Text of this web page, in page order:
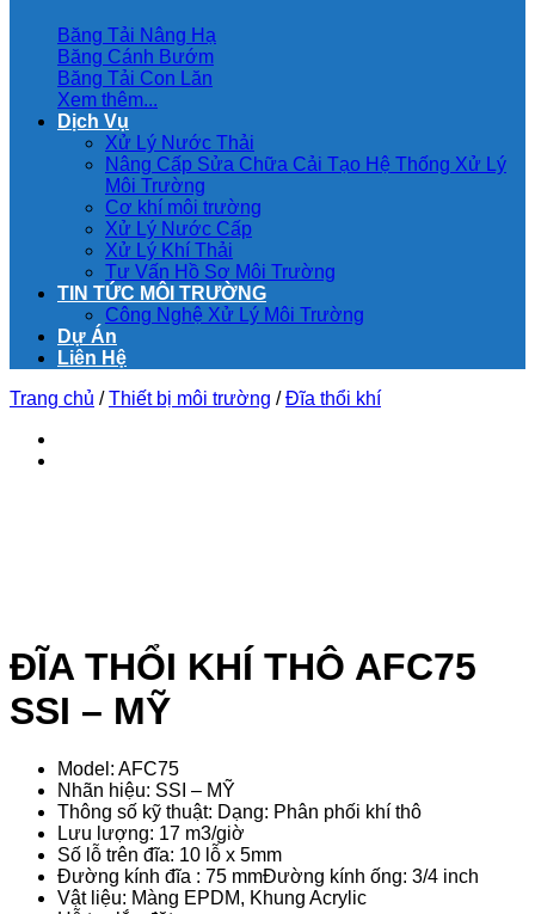
Băng Tải Nâng Hạ
Băng Cánh Bướm
Băng Tải Con Lăn
Xem thêm...
Dịch Vụ
Xử Lý Nước Thải
Nâng Cấp Sửa Chữa Cải Tạo Hệ Thống Xử Lý
Môi Trường
Cơ khí môi trường
Xử Lý Nước Cấp
Xử Lý Khí Thải
Tư Vấn Hồ Sơ Môi Trường
TIN TỨC MÔI TRƯỜNG
Công Nghệ Xử Lý Môi Trường
Dự Án
Liên Hệ
Trang chủ / Thiết bị môi trường / Đĩa thổi khí
ĐĨA THỔI KHÍ THÔ AFC75
SSI – MỸ
Model: AFC75
Nhãn hiệu: SSI – MỸ
Thông số kỹ thuật: Dạng: Phân phối khí thô
Lưu lượng: 17 m3/giờ
Số lỗ trên đĩa: 10 lỗ x 5mm
Đường kính đĩa : 75 mmĐường kính ống: 3/4 inch
Vật liệu: Màng EPDM, Khung Acrylic